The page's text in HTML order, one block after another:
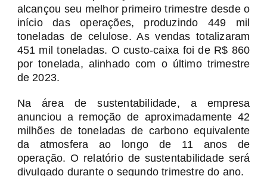
alcançou seu melhor primeiro trimestre desde o
início das operações, produzindo 449 mil
toneladas de celulose. As vendas totalizaram
451 mil toneladas. O custo-caixa foi de R$ 860
por tonelada, alinhado com o último trimestre
de 2023.
Na área de sustentabilidade, a empresa
anunciou a remoção de aproximadamente 42
milhões de toneladas de carbono equivalente
da atmosfera ao longo de 11 anos de
operação. O relatório de sustentabilidade será
divulgado durante o segundo trimestre do ano.